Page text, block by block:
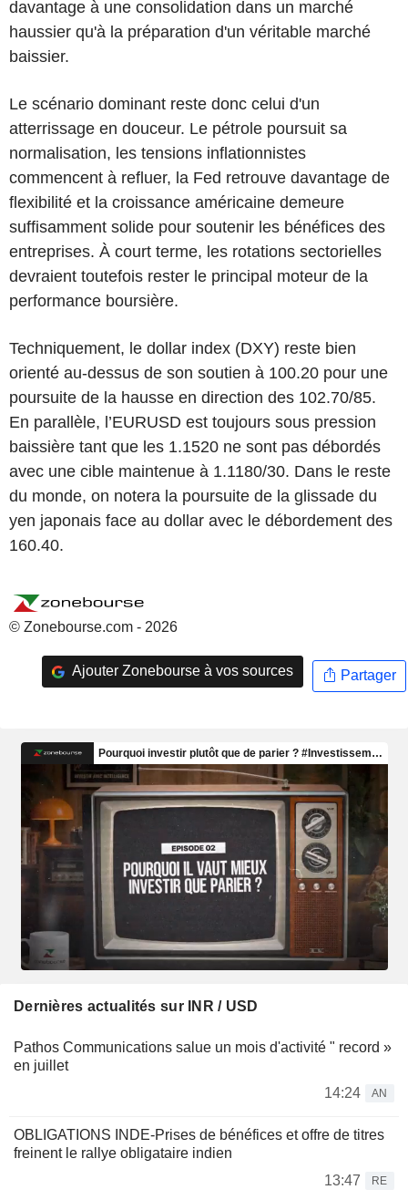
davantage à une consolidation dans un marché
haussier qu'à la préparation d'un véritable marché
baissier.
Le scénario dominant reste donc celui d'un
atterrissage en douceur. Le pétrole poursuit sa
normalisation, les tensions inflationnistes
commencent à refluer, la Fed retrouve davantage de
flexibilité et la croissance américaine demeure
suffisamment solide pour soutenir les bénéfices des
entreprises. À court terme, les rotations sectorielles
devraient toutefois rester le principal moteur de la
performance boursière.
Techniquement, le dollar index (DXY) reste bien
orienté au-dessus de son soutien à 100.20 pour une
poursuite de la hausse en direction des 102.70/85.
En parallèle, l’EURUSD est toujours sous pression
baissière tant que les 1.1520 ne sont pas débordés
avec une cible maintenue à 1.1180/30. Dans le reste
du monde, on notera la poursuite de la glissade du
yen japonais face au dollar avec le débordement des
160.40.
© Zonebourse.com - 2026
Ajouter Zonebourse à vos sources Partager
Dernières actualités sur INR / USD
Pathos Communications salue un mois d'activité " record »
en juillet
14:24
AN
OBLIGATIONS INDE-Prises de bénéfices et offre de titres
freinent le rallye obligataire indien
13:47
RE